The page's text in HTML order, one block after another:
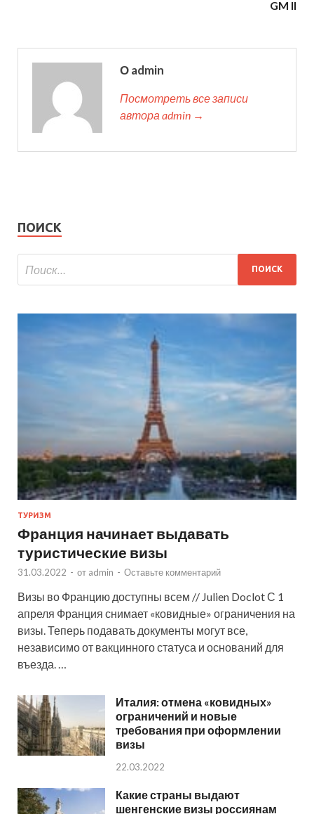
GM II
О admin
Посмотреть все записи
автора admin →
ПОИСК
ТУРИЗМ
Франция начинает выдавать
туристические визы
31.03.2022 - от admin - Оставьте комментарий
Визы во Францию доступны всем // Julien Doclot С 1
апреля Франция снимает «ковидные» ограничения на
визы. Теперь подавать документы могут все,
независимо от вакцинного статуса и оснований для
въезда. …
Италия: отмена «ковидных»
ограничений и новые
требования при оформлении
визы
22.03.2022
Какие страны выдают
шенгенские визы россиянам